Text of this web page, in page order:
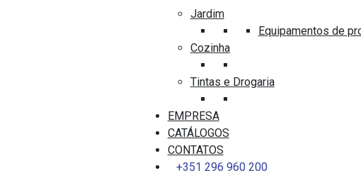
Jardim
Equipamentos de
Cozinha
Tintas e Drogaria
EMPRESA
CATÁLOGOS
CONTATOS
+351 296 960 200
Localização
Avenida Infante D.Henrique 52
9560-022 Rosário-Lagoa
Ligue-se a nós
Siga-nos nas redes sociais